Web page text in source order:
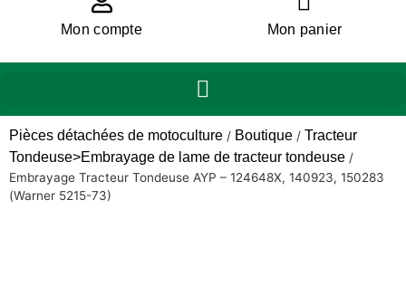
Mon compte Mon panier
Pièces détachées de motoculture / Boutique / Tracteur
Tondeuse>Embrayage de lame de tracteur tondeuse /
Embrayage Tracteur Tondeuse AYP – 124648X, 140923, 150283
(Warner 5215-73)